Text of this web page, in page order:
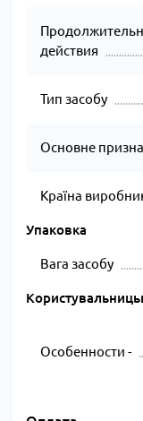
действия
Тип засобу
Основне
Країна
Упаковка
Вага засобу
Особенности -